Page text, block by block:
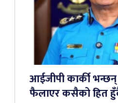
आईजीपी कार्की भन्छन्
फैलाएर कसैको हित